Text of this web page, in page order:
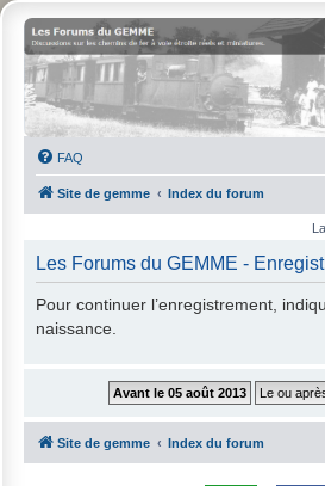
FAQ
Site de gemme Index du forum
Les Forums du GEMME -
Pour continuer l’enregistrement,
naissance.
Site de gemme Index du forum